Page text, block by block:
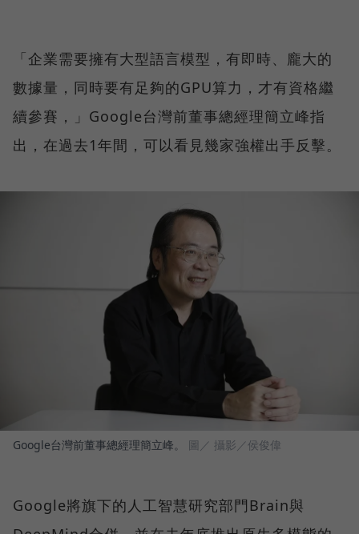
「企業需要擁有大型語言模型，有即時、龐大的
數據量，同時要有足夠的GPU算力，才有資格繼
續參賽，」Google台灣前董事總經理簡立峰指
出，在過去1年間，可以看見幾家強權出手反擊。
Google台灣前董事總經理簡立峰。 圖／ 攝影／侯俊偉
Google將旗下的人工智慧研究部門Brain與